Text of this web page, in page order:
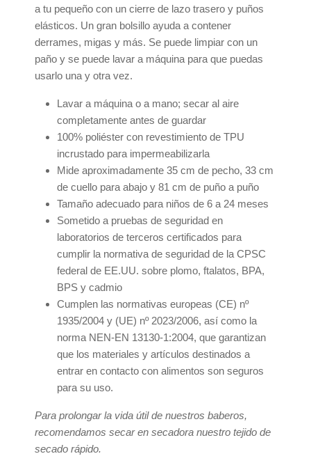
a tu pequeño con un cierre de lazo trasero y puños
elásticos. Un gran bolsillo ayuda a contener
derrames, migas y más. Se puede limpiar con un
paño y se puede lavar a máquina para que puedas
usarlo una y otra vez.
Lavar a máquina o a mano; secar al aire
completamente antes de guardar
100% poliéster con revestimiento de TPU
incrustado para impermeabilizarla
Mide aproximadamente 35 cm de pecho, 33 cm
de cuello para abajo y 81 cm de puño a puño
Tamaño adecuado para niños de 6 a 24 meses
Sometido a pruebas de seguridad en
laboratorios de terceros certificados para
cumplir la normativa de seguridad de la CPSC
federal de EE.UU. sobre plomo, ftalatos, BPA,
BPS y cadmio
Cumplen las normativas europeas (CE) nº
1935/2004 y (UE) nº 2023/2006, así como la
norma NEN-EN 13130-1:2004, que garantizan
que los materiales y artículos destinados a
entrar en contacto con alimentos son seguros
para su uso.
Para prolongar la vida útil de nuestros baberos,
recomendamos secar en secadora nuestro tejido de
secado rápido.